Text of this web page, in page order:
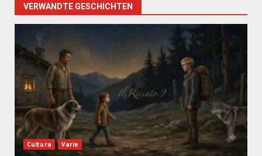
VERWANDTE GESCHICHTEN
Cultura Varie